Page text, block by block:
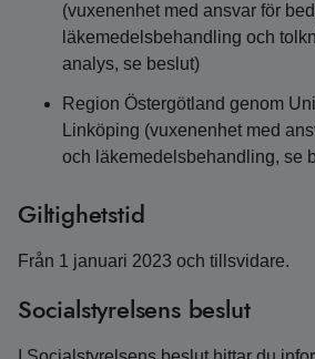
(vuxenenhet med ansvar för
läkemedelsbehandling och
analys, se beslut)
Region Östergötland genom
Linköping (vuxenenhet med
och läkemedelsbehandling, se
Giltighetstid
Från 1 januari 2023 och tillsvidare.
Socialstyrelsens beslut